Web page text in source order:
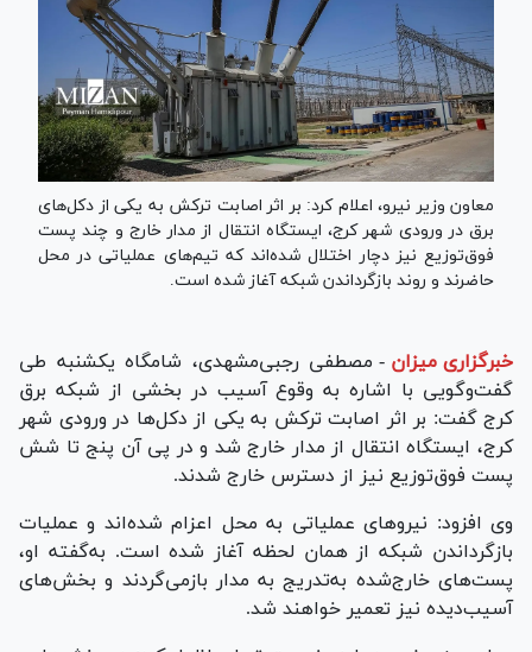
معاون وزیر نیرو، اعلام کرد: بر اثر اصابت ترکش به یکی از دکل‌های
برق در ورودی شهر کرج، ایستگاه انتقال از مدار خارج و چند پست
فوق‌توزیع نیز دچار اختلال شده‌اند که تیم‌های عملیاتی در محل
حاضرند و روند بازگرداندن شبکه آغاز شده است.
خبرگزاری میزان - مصطفی رجبی‌مشهدی، شامگاه یکشنبه طی
گفت‌وگویی با اشاره به وقوع آسیب در بخشی از شبکه برق
کرج گفت: بر اثر اصابت ترکش به یکی از دکل‌ها در ورودی شهر
کرج، ایستگاه انتقال از مدار خارج شد و در پی آن پنج تا شش
پست فوق‌توزیع نیز از دسترس خارج شدند.
وی افزود: نیرو‌های عملیاتی به محل اعزام شده‌اند و عملیات
بازگرداندن شبکه از همان لحظه آغاز شده است. به‌گفته او،
پست‌های خارج‌شده به‌تدریج به مدار بازمی‌گردند و بخش‌های
آسیب‌دیده نیز تعمیر خواهند شد.